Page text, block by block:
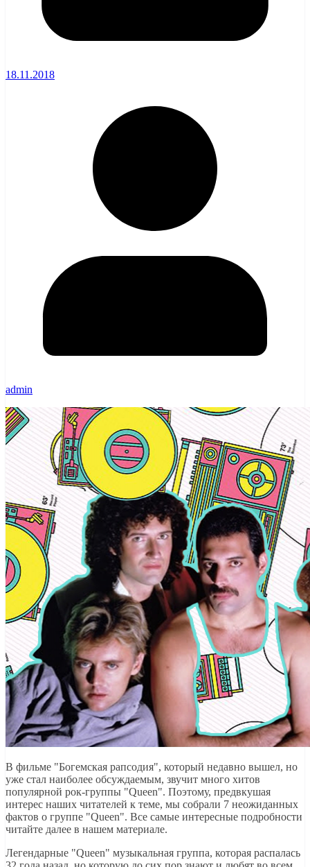
18.11.2018
admin
В фильме "Богемская рапсодия", который недавно вышел, но
уже стал наиболее обсуждаемым, звучит много хитов
популярной рок-группы "Queen". Поэтому, предвкушая
интерес наших читателей к теме, мы собрали 7 неожиданных
фактов о группе "Queen". Все самые интересные подробности
читайте далее в нашем материале.
Легендарные "Queen" музыкальная группа, которая распалась